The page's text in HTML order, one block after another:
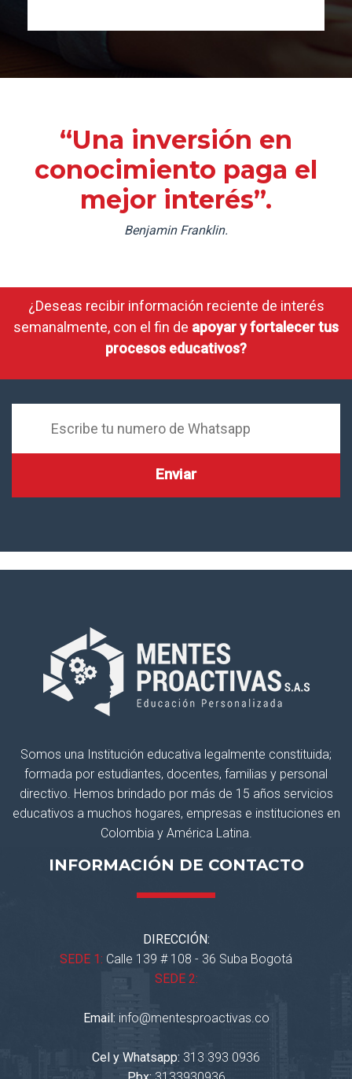
“Una inversión en
conocimiento paga el
mejor interés”.
Benjamin Franklin.
¿Deseas recibir información reciente de interés
semanalmente, con el fin de apoyar y fortalecer tus
procesos educativos?
Somos una Institución educativa legalmente constituida;
formada por estudiantes, docentes, familias y personal
directivo. Hemos brindado por más de 15 años servicios
educativos a muchos hogares, empresas e instituciones en
Colombia y América Latina.
INFORMACIÓN DE CONTACTO
DIRECCIÓN:
SEDE 1: Calle 139 # 108 - 36 Suba Bogotá
SEDE 2:
Email: info@mentesproactivas.co
Cel y Whatsapp: 313 393 0936